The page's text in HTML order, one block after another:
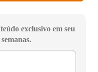
exclusivo em seu